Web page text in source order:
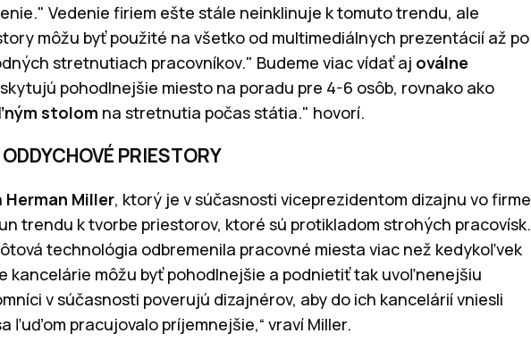
Vedenie firiem ešte stále neinklinuje k tomuto trendu, ale
môžu byť použité na všetko od multimediálnych prezentácií až po
stretnutiach pracovníkov." Budeme viac vídať aj oválne
pohodlnejšie miesto na poradu pre 4-6 osôb, rovnako ako
stolom na stretnutia počas státia." hovorí.
PRIESTORY
Herman Miller, ktorý je v súčasnosti viceprezidentom dizajnu vo firme
trendu k tvorbe priestorov, ktoré sú protikladom strohých pracovísk.
technológia odbremenila pracovné miesta viac než kedykoľvek
kancelárie môžu byť pohodlnejšie a podnietiť tak uvoľnenejšiu
v súčasnosti poverujú dizajnérov, aby do ich kancelárií vniesli
ľuďom pracujovalo príjemnejšie,“ vraví Miller.